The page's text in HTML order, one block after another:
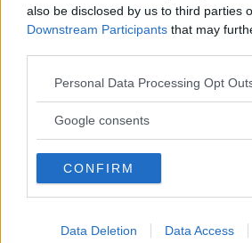
also be disclosed by us to third parties
Downstream Participants that may
Please note that this website/app uses
not limited to your visit or usage
use your data for below specified
consent section.
Personal Data Processing Opt
Google consents
CONFIRM
Data Deletion Data Access
NYHETER 28 oktober 2023 05.00
Så går det med
"Inte hunnit det ännu"
POLITIK 18 juni 2023 04.00